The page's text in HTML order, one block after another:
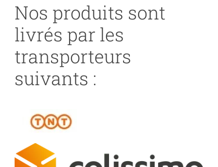
Nos produits sont
livrés par les
transporteurs
suivants :